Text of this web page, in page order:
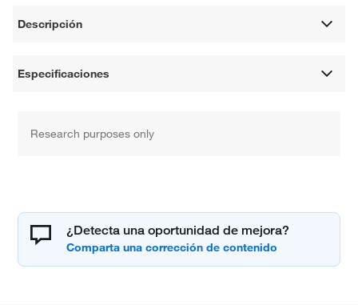
Descripción
Especificaciones
Research purposes only
¿Detecta una oportunidad de mejora?